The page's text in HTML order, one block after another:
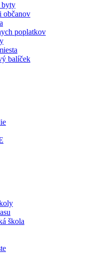
byty
občanov
poplatkov
balíček
škola